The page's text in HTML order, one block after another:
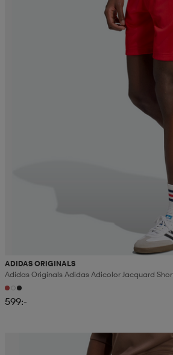
ADIDAS ORIGINALS
Adidas Originals Adidas Adicolor Jacquard
599:-